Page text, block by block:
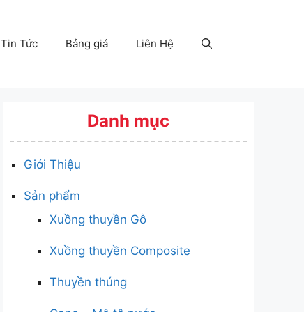
Tin Tức Bảng giá Liên Hệ
Danh mục
Giới Thiệu
Sản phẩm
Xuồng thuyền Gỗ
Xuồng thuyền Composite
Thuyền thúng